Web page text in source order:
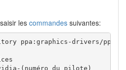
les commandes suivantes:
ppa:graphics-drivers/ppa
(numéro du pilote)